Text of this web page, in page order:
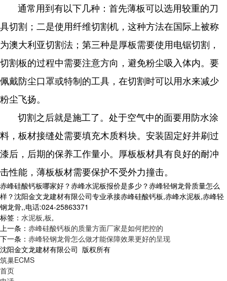
通常用到有以下几种：首先薄板可以选用较重的刀
具切割；二是使用纤维切割机，这种方法在国际上被称
为澳大利亚切割法；第三种是厚板需要使用电锯切割，
切割板的过程中需要注意方向，避免粉尘吸入体内。要
佩戴防尘口罩或特制的工具，在切割时可以用水来减少
粉尘飞扬。
切割之后就是施工了。处于空气中的面要用防水涂
料，板材接缝处需要填充木质料块。安装固定好并刷过
漆后，后期的保养工作量小。厚板板材具有良好的耐冲
击性能，薄板板材需要保护不受外力撞击。
赤峰硅酸钙板哪家好？赤峰水泥板报价是多少？赤峰轻钢龙骨质量怎么
样？沈阳金文龙建材有限公司专业承接赤峰硅酸钙板,赤峰水泥板,赤峰轻
钢龙骨,,电话:024-25863371
标签： 水泥板,板,
上一条： 赤峰硅酸钙板的质量方面厂家是如何把控的
下一条： 赤峰轻钢龙骨怎么做才能保障效果更好的呈现
沈阳金文龙建材有限公司 版权所有
筑巢ECMS
首页